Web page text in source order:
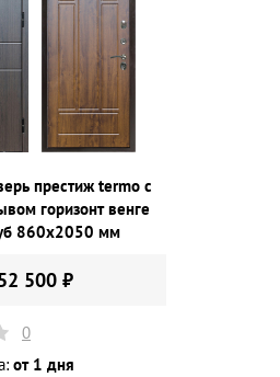
престиж termo с
горизонт венге
860х2050 мм
500 ₽
0
от 1 дня